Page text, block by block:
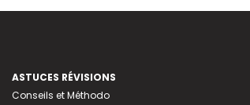
ASTUCES RÉVISIONS
Conseils et Méthodo